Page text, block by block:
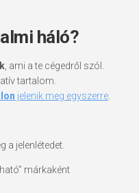
háló?
, ami a te cégedről szól.
tartalom.
jelenik meg egyszerre
a jelenlétedet.
márkaként